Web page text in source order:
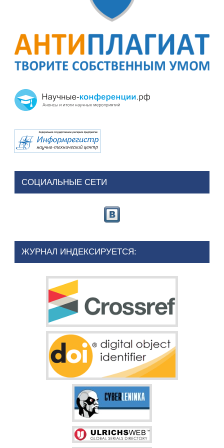
СОЦИАЛЬНЫЕ СЕТИ
ЖУРНАЛ ИНДЕКСИРУЕТСЯ: